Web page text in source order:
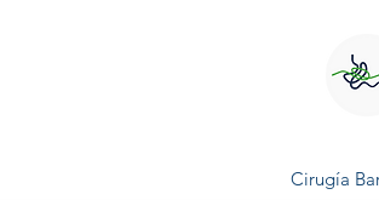
Cirugía